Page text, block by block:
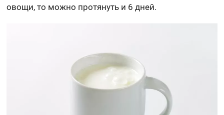
овощи, то можно протянуть и 6 дней.